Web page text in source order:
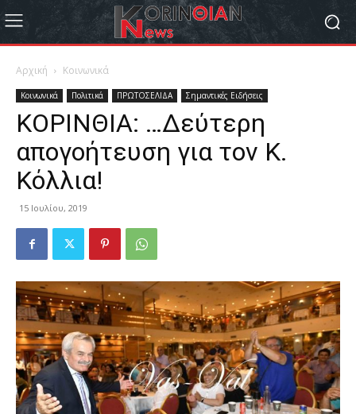
Αρχική Κοινωνικά
Κοινωνικά Πολιτικά ΠΡΩΤΟΣΕΛΙΔΑ Σημαντικές Ειδήσεις
ΚΟΡΙΝΘΙΑ: …Δεύτερη
απογοήτευση για τον Κ.
Κόλλια!
15 Ιουλίου, 2019